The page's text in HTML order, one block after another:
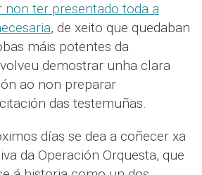
non ter presentado toda a
, de xeito que quedaban
máis potentes da
demostrar unha clara
ao non preparar
das testemuñas.
días se dea a coñecer xa
da Operación Orquesta, que